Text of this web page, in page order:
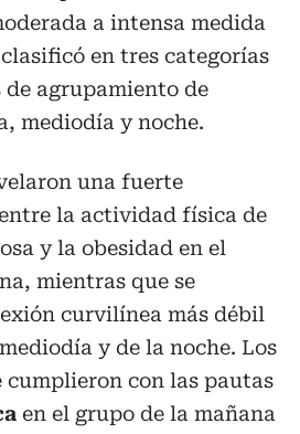
a intensa medida
en tres categorías
agrupamiento de
mediodía y noche.
una fuerte
la actividad física de
y la obesidad en el
mientras que se
curvilínea más débil
y de la noche. Los
con las pautas
en el grupo de la mañana